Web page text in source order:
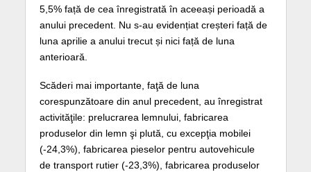
5,5% față de cea înregistrată în aceeași perioadă a
anului precedent. Nu s-au evidențiat creșteri față de
luna aprilie a anului trecut și nici față de luna
anterioară.
Scăderi mai importante, faţă de luna
corespunzătoare din anul precedent, au înregistrat
activităţile: prelucrarea lemnului, fabricarea
produselor din lemn şi plută, cu excepţia mobilei
(-24,3%), fabricarea pieselor pentru autovehicule
de transport rutier (-23,3%), fabricarea produselor